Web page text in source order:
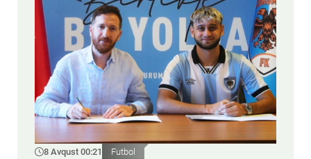
8 Avqust 00:21 Futbol